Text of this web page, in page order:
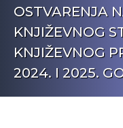
OSTVARENJA
KNJIŽEVNOG
KNJIŽEVNOG
2024. I 2025.